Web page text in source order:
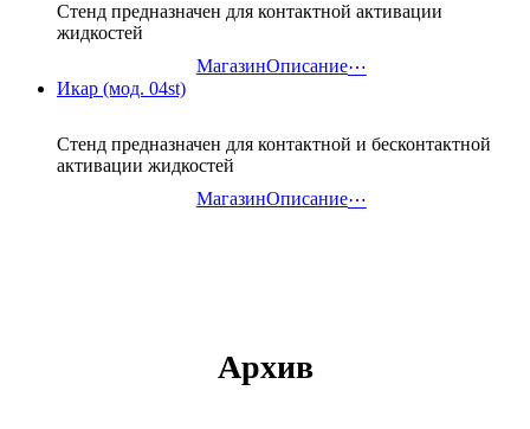
Стенд предназначен для контактной активации
жидкостей
МагазинОписание⋯
Икар (мод. 04st)
Стенд предназначен для контактной и бесконтактной
активации жидкостей
МагазинОписание⋯
Архив